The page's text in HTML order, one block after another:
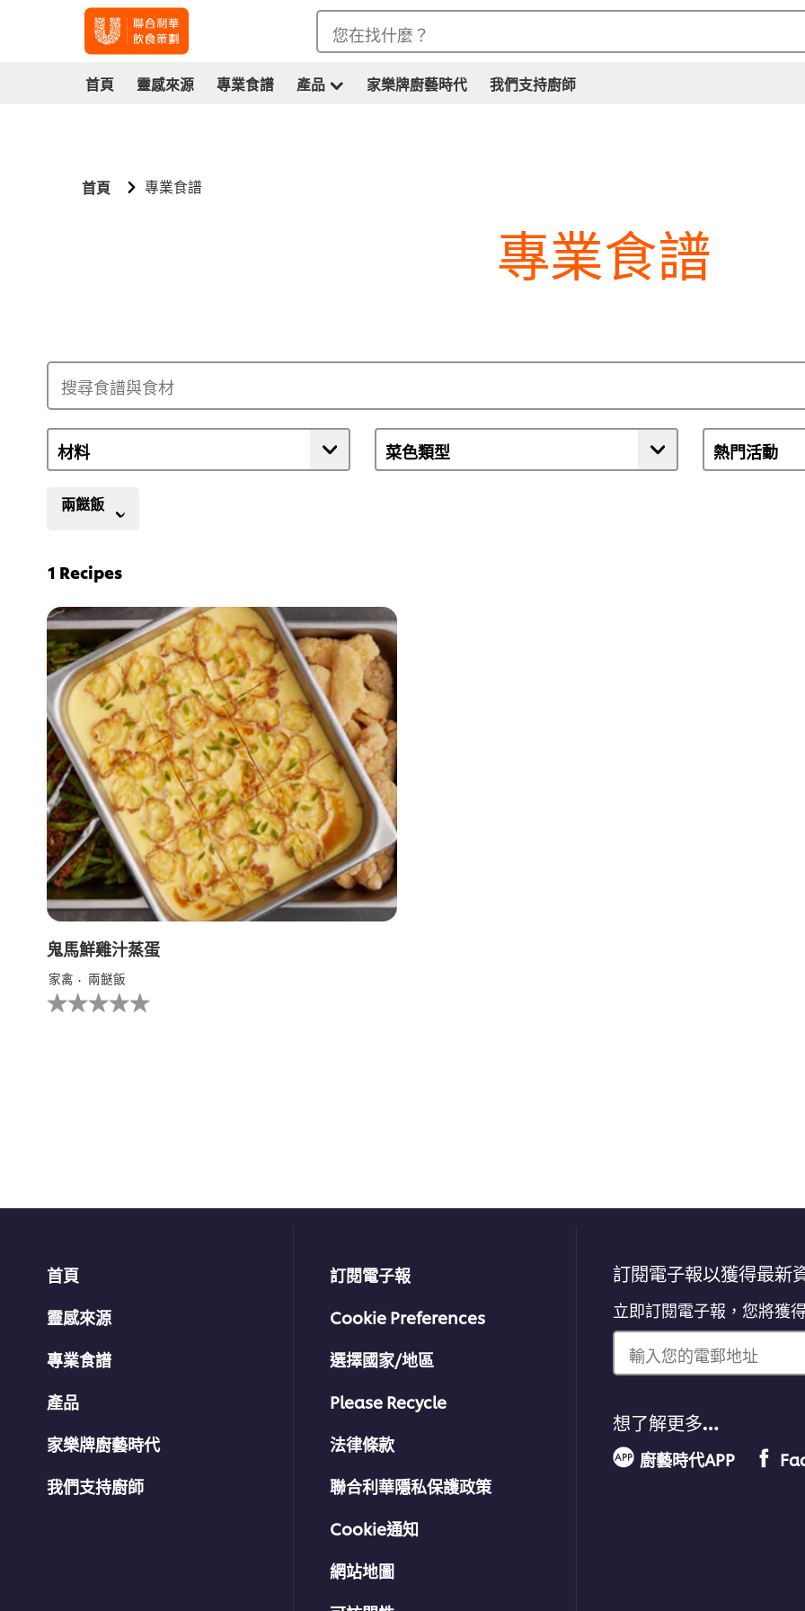
您在找什麼？
首頁 靈感來源 專業食譜 產品 家樂牌廚藝時代 我們支持廚師
首頁 專業食譜
專業食譜
兩餸飯
1 Recipes
鬼馬鮮雞汁蒸蛋
家禽
兩餸飯
没
有
首頁
靈感來源
專業食譜
產品
家樂牌廚藝時代
我們支持廚師
訂閱電子報
Cookie Preferences
選擇國家/地區
Please Recycle
法律條款
聯合利華隱私保護政策
Cookie通知
網站地圖
訂閱電子報以獲得最新
立即訂閱電子報，您將獲
輸入您的電郵地址
想了解更多…
廚藝時代APP